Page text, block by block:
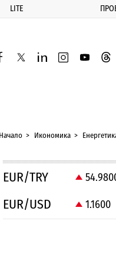
LITE
twitterlinkedininstagram
youtube
Начало Икономика
EUR/TRY
EUR/USD 1.1600